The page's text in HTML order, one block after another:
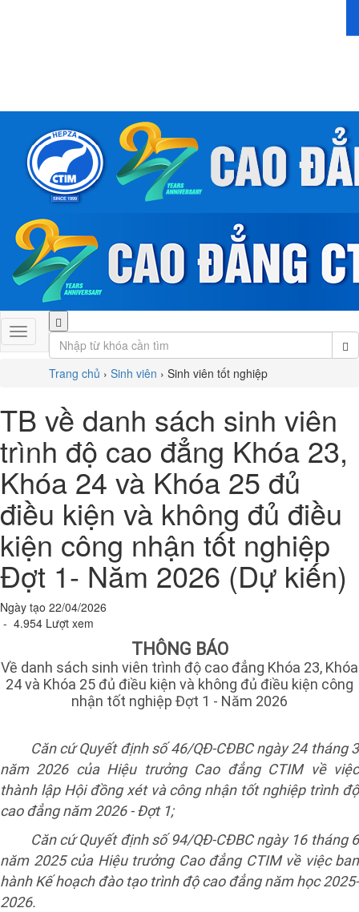
Trang chủ › Sinh viên › Sinh viên tốt nghiệp
TB về danh sách sinh viên
trình độ cao đẳng Khóa 23,
Khóa 24 và Khóa 25 đủ
điều kiện và không đủ điều
kiện công nhận tốt nghiệp
Đợt 1- Năm 2026 (Dự kiến)
Ngày tạo 22/04/2026
- 4.954 Lượt xem
THÔNG BÁO
Về danh sách sinh viên trình độ cao đẳng Khóa 23, Khóa
24 và Khóa 25 đủ điều kiện và không đủ điều kiện công
nhận tốt nghiệp Đợt 1 - Năm 2026
Căn cứ Quyết định số 46/QĐ-CĐBC ngày 24 tháng 3
năm 2026 của Hiệu trưởng Cao đẳng CTIM về việc
thành lập Hội đồng xét và công nhận tốt nghiệp trình độ
cao đẳng năm 2026 - Đợt 1;
Căn cứ Quyết định số 94/QĐ-CĐBC ngày 16 tháng 6
năm 2025 của Hiệu trưởng Cao đẳng CTIM về việc ban
hành Kế hoạch đào tạo trình độ cao đẳng năm học 2025-
2026.